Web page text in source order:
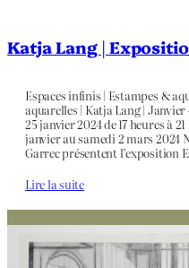
Katja Lang |
Espaces infinis | Estampes &
aquarelles | Katja Lang |
25 janvier 2024 de 17 heures à
janvier au samedi 2 mars 2024
Garrec présentent l’exposition
Lire la suite